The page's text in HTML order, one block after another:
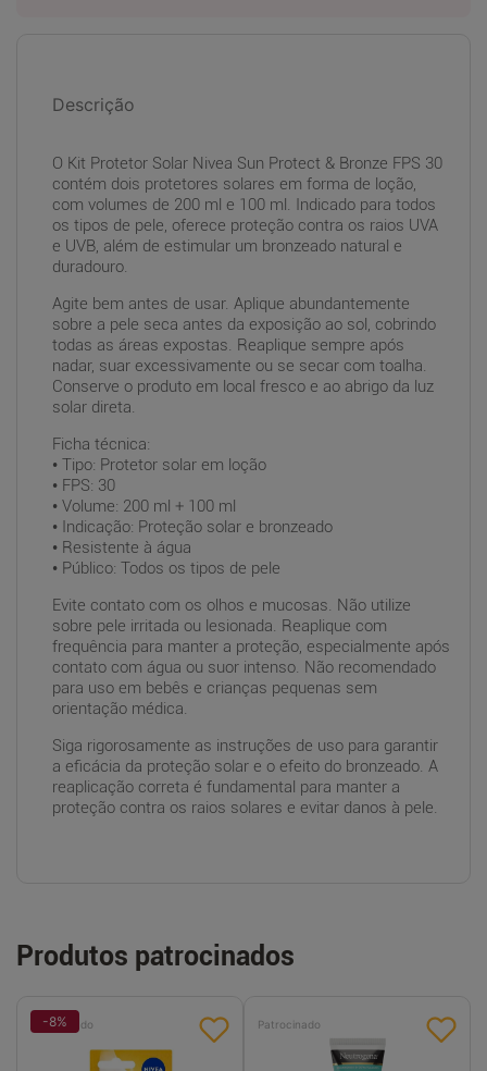
Descrição
O Kit Protetor Solar Nivea Sun Protect & Bronze FPS 30
contém dois protetores solares em forma de loção,
com volumes de 200 ml e 100 ml. Indicado para todos
os tipos de pele, oferece proteção contra os raios UVA
e UVB, além de estimular um bronzeado natural e
duradouro.
Agite bem antes de usar. Aplique abundantemente
sobre a pele seca antes da exposição ao sol, cobrindo
todas as áreas expostas. Reaplique sempre após
nadar, suar excessivamente ou se secar com toalha.
Conserve o produto em local fresco e ao abrigo da luz
solar direta.
Ficha técnica:
• Tipo: Protetor solar em loção
• FPS: 30
• Volume: 200 ml + 100 ml
• Indicação: Proteção solar e bronzeado
• Resistente à água
• Público: Todos os tipos de pele
Evite contato com os olhos e mucosas. Não utilize
sobre pele irritada ou lesionada. Reaplique com
frequência para manter a proteção, especialmente após
contato com água ou suor intenso. Não recomendado
para uso em bebês e crianças pequenas sem
orientação médica.
Siga rigorosamente as instruções de uso para garantir
a eficácia da proteção solar e o efeito do bronzeado. A
reaplicação correta é fundamental para manter a
proteção contra os raios solares e evitar danos à pele.
Produtos patrocinados
Patrocinado
-8% Patrocinado